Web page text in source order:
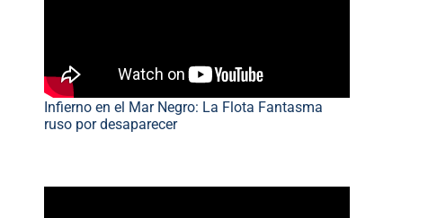
Infierno en el Mar Negro: La Flota Fantasma
ruso por desaparecer